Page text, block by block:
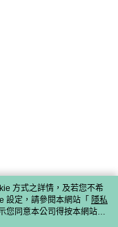
方式之詳情，及若您不希
設定，請參閱本網站「 隱私
您同意本公司得按本網站使